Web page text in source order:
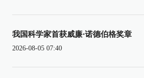
我国科学家首获威廉·诺德伯格奖章
2026-08-05 07:40